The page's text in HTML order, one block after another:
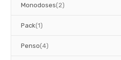
Monodoses 2
artigos
Pack 1
artigo
Penso 4
artigos